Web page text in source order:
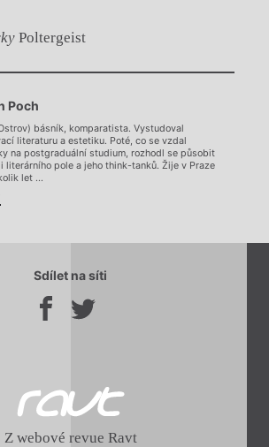
Poltergeist
Chviličku.
Poch
básník, komparatista. Vystudoval
literaturu a estetiku. Poté, co se vzdal
na postgraduální studium, rozhodl se působit
literárního pole a jeho think-tanků. Žije v Praze
let ...
Sdílet na síti
Z webové revue Ravt